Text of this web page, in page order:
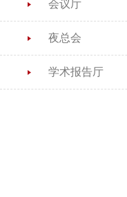
会议厅
夜总会
学术报告厅